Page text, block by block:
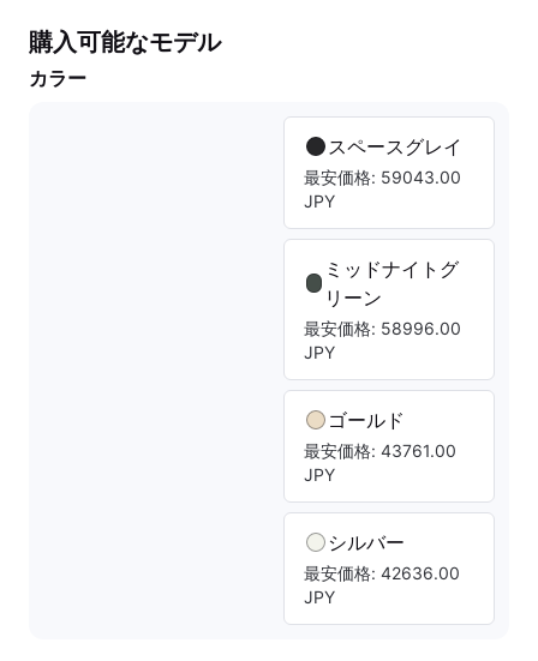
購入可能なモデル
カラー
スペースグレイ
最安価格: 59043.00
JPY
ミッドナイトグ
リーン
最安価格: 58996.00
JPY
ゴールド
最安価格: 43761.00
JPY
シルバー
最安価格: 42636.00
JPY